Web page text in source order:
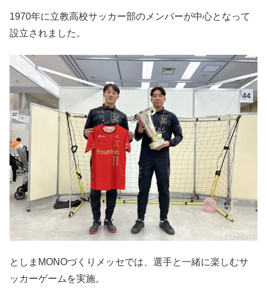
1970年に立教高校サッカー部のメンバーが中心となって
設立されました。
としまMONOづくりメッセでは、選手と一緒に楽しむサ
ッカーゲームを実施。